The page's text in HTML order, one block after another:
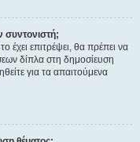
έχει επιτρέψει, θα πρέπει να
δίπλα στη δημοσίευση
για τα απαιτούμενα